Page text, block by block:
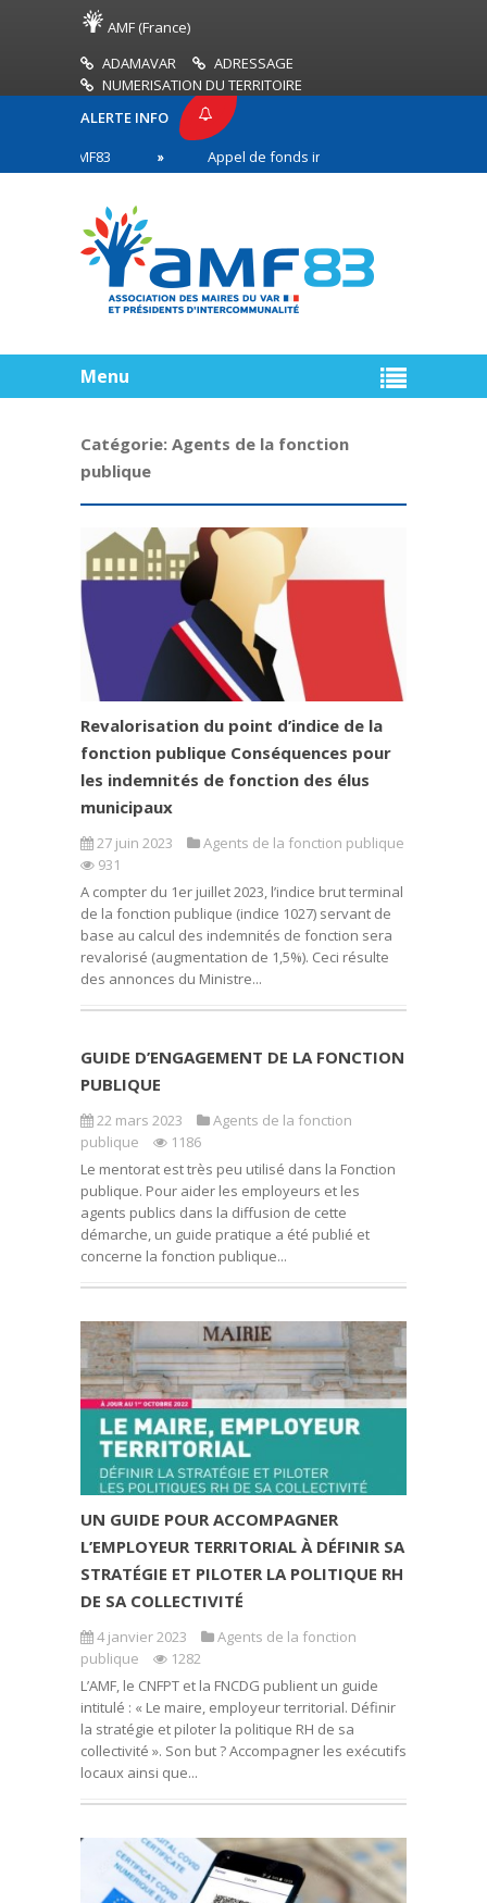
AMF (France)
ADAMAVAR
ADRESSAGE
NUMERISATION DU TERRITOIRE
ALERTE INFO
Appel de fonds incendies de forêt
première ligne
Menu
Catégorie: Agents de la fonction
publique
Revalorisation du point d’indice de la
fonction publique Conséquences pour
les indemnités de fonction des élus
municipaux
27 juin 2023
Agents de la fonction publique
931
A compter du 1er juillet 2023, l’indice brut terminal
de la fonction publique (indice 1027) servant de
base au calcul des indemnités de fonction sera
revalorisé (augmentation de 1,5%). Ceci résulte
des annonces du Ministre...
GUIDE D’ENGAGEMENT DE LA FONCTION
PUBLIQUE
22 mars 2023
Agents de la fonction
publique
1186
Le mentorat est très peu utilisé dans la Fonction
publique. Pour aider les employeurs et les
agents publics dans la diffusion de cette
démarche, un guide pratique a été publié et
concerne la fonction publique...
UN GUIDE POUR ACCOMPAGNER
L’EMPLOYEUR TERRITORIAL À DÉFINIR SA
STRATÉGIE ET PILOTER LA POLITIQUE RH
DE SA COLLECTIVITÉ
4 janvier 2023
Agents de la fonction
publique
1282
L’AMF, le CNFPT et la FNCDG publient un guide
intitulé : « Le maire, employeur territorial. Définir
la stratégie et piloter la politique RH de sa
collectivité ». Son but ? Accompagner les exécutifs
locaux ainsi que...